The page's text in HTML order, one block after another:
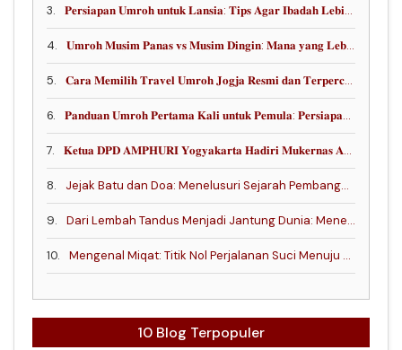
3. 𝐏𝐞𝐫𝐬𝐢𝐚𝐩𝐚𝐧 𝐔𝐦𝐫𝐨𝐡 𝐮𝐧𝐭𝐮𝐤 𝐋𝐚𝐧𝐬𝐢𝐚: 𝐓𝐢𝐩𝐬 𝐀𝐠𝐚𝐫 𝐈𝐛𝐚𝐝𝐚𝐡 𝐋𝐞𝐛𝐢𝐡 𝐀𝐦𝐚𝐧, 𝐍𝐲𝐚𝐦𝐚𝐧, 𝐝𝐚𝐧 𝐊𝐡𝐮𝐬𝐲𝐮𝐤
4. 𝐔𝐦𝐫𝐨𝐡 𝐌𝐮𝐬𝐢𝐦 𝐏𝐚𝐧𝐚𝐬 𝐯𝐬 𝐌𝐮𝐬𝐢𝐦 𝐃𝐢𝐧𝐠𝐢𝐧: 𝐌𝐚𝐧𝐚 𝐲𝐚𝐧𝐠 𝐋𝐞𝐛𝐢𝐡 𝐂𝐨𝐜𝐨𝐤?
5. 𝐂𝐚𝐫𝐚 𝐌𝐞𝐦𝐢𝐥𝐢𝐡 𝐓𝐫𝐚𝐯𝐞𝐥 𝐔𝐦𝐫𝐨𝐡 𝐉𝐨𝐠𝐣𝐚 𝐑𝐞𝐬𝐦𝐢 𝐝𝐚𝐧 𝐓𝐞𝐫𝐩𝐞𝐫𝐜𝐚𝐲𝐚
6. 𝐏𝐚𝐧𝐝𝐮𝐚𝐧 𝐔𝐦𝐫𝐨𝐡 𝐏𝐞𝐫𝐭𝐚𝐦𝐚 𝐊𝐚𝐥𝐢 𝐮𝐧𝐭𝐮𝐤 𝐏𝐞𝐦𝐮𝐥𝐚: 𝐏𝐞𝐫𝐬𝐢𝐚𝐩𝐚𝐧 𝐋𝐞𝐧𝐠𝐤𝐚𝐩 𝐀𝐠𝐚𝐫 𝐈𝐛𝐚𝐝𝐚𝐡 𝐋𝐞𝐛𝐢𝐡 𝐓𝐞𝐧𝐚𝐧𝐠 𝐝𝐚𝐧 𝐊𝐡𝐮𝐬𝐲𝐮𝐤
7. 𝐊𝐞𝐭𝐮𝐚 𝐃𝐏𝐃 𝐀𝐌𝐏𝐇𝐔𝐑𝐈 𝐘𝐨𝐠𝐲𝐚𝐤𝐚𝐫𝐭𝐚 𝐇𝐚𝐝𝐢𝐫𝐢 𝐌𝐮𝐤𝐞𝐫𝐧𝐚𝐬 𝐀𝐌𝐏𝐇𝐔𝐑𝐈 𝟐𝟎𝟐𝟔 𝐝𝐢 𝐏𝐚𝐥𝐞𝐦𝐛𝐚𝐧𝐠, 𝐖𝐮𝐣𝐮𝐝 𝐊𝐨𝐦𝐢𝐭𝐦𝐞𝐧 𝐋𝐚 𝐫𝐚𝐢𝐛𝐚 𝐝𝐚𝐥𝐚𝐦 𝐌𝐞𝐧𝐢𝐧𝐠𝐤𝐚𝐭𝐤𝐚𝐧 𝐏𝐞𝐥𝐚𝐲𝐚𝐧𝐚𝐧 𝐉𝐚𝐦𝐚𝐚𝐡
8. Jejak Batu dan Doa: Menelusuri Sejarah Pembangunan Kakbah oleh Nabi Ibrahim
9. Dari Lembah Tandus Menjadi Jantung Dunia: Menelusuri Jejak Sejarah Makkah
10. Mengenal Miqat: Titik Nol Perjalanan Suci Menuju Baitullah
10 Blog Terpopuler